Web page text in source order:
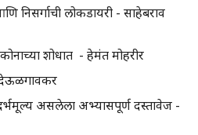
निसर्गाची लोकडायरी - साहेबराव
शोधात - हेमंत मोहरीर
असलेला अभ्यासपूर्ण दस्तावेज -